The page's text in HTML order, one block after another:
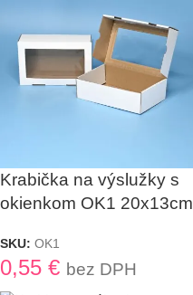
Krabička na výslužky s
okienkom OK1 20x13cm
SKU: OK1
0,55 € bez DPH